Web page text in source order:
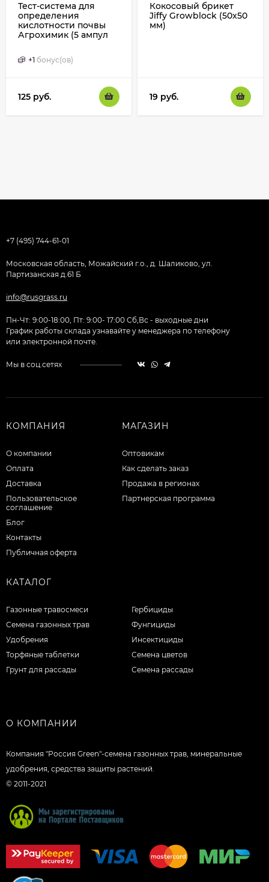
Тест-система для
определения
кислотности почвы
Агрохимик (5 ампул
+1 бонус(ов)
125 руб.
Кокосовый брикет
Jiffy Growblock (50x50
мм)
19 руб.
+7 (495) 744-61-01
Московская область, Можайский г.о., д. Шаликово, ул.
Партизанская д.61 Б
info@rusgrass.ru
Пн-Чт: 9:00-18:00, Пт: 9:00- 17:00 Сб,Вс - выходные дни
График работы склада узнавайте у менеджера по телефону
или электронной почте.
Мы в соц.сетях
КОМПАНИЯ
О компании
Оплата
Доставка
Пользовательское
соглашение
Блог
Контакты
Публичная оферта
МАГАЗИН
Оптовикам
Как сделать заказ
Продажа в регионах
Партнерская программа
КАТАЛОГ
Газонные травосмеси
Семена газонных трав
Удобрения
Торфяные таблетки
Грунт для рассады
Гербициды
Фунгициды
Инсектициды
Семена цветов
Семена рассады
О КОМПАНИИ
Компания "Россия Green"-семена газонных трав, минеральные
удобрения, средства защиты растений.
© 2011-2021